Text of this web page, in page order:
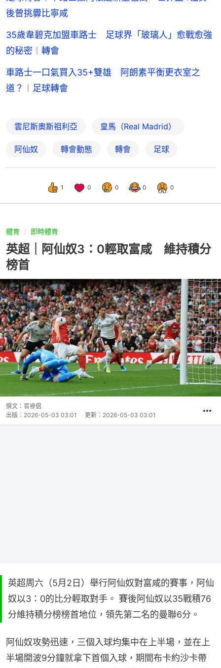
後曾挑釁比寧咸
35歲韋碧克加盟車路士 足球界「玻璃人」愈戰愈強
的秘密︱轉會
車路士一口氣買入35+雙雄 阿朗素平衡更衣室之
道？︱足球轉會
雲尼斯奧斯祖利亞 皇馬（Real Madrid）
阿仙奴 轉會動態 轉會 足球
1 0 0 0 0
體育 即時體育
英超｜阿仙奴3：0輕取富咸 維持積分
榜首
撰文： 官祿倡
出版： 2026-05-03 03:01 更新： 2026-05-03 03:01
英超周六（5月2日）舉行阿仙奴對富咸的賽事，阿仙
奴以3：0的比分輕取對手。 賽後阿仙奴以35戰積76
分維持積分榜榜首地位，領先第二名的曼聯6分。
阿仙奴攻勢迅速，三個入球均集中在上半場，並在上
半場開波9分鐘就拿下首個入球，期間布卡約沙卡帶